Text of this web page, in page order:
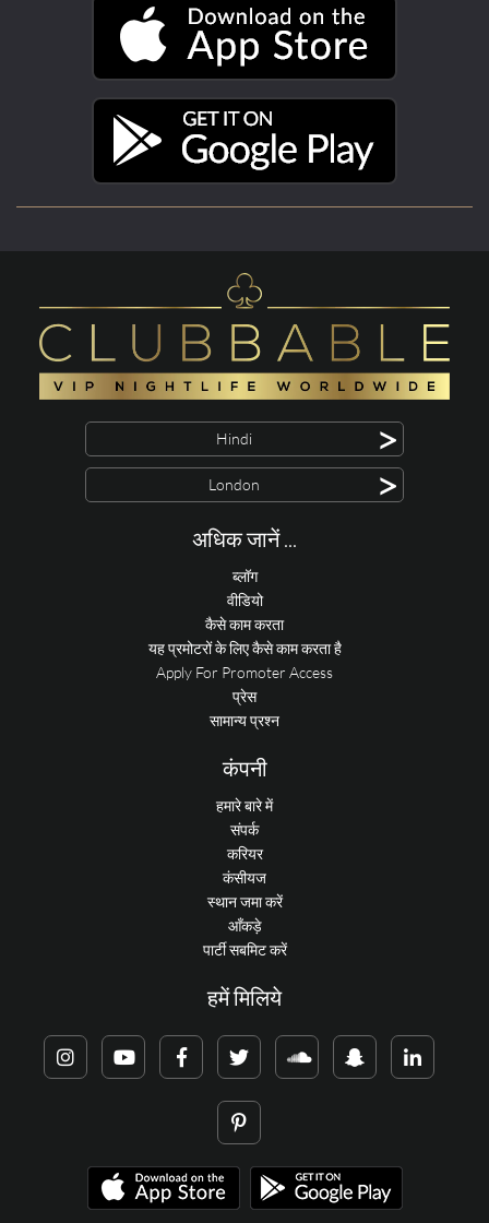
Hindi >
London >
अधिक जानें ...
ब्लॉग
वीडियो
कैसे काम करता
यह प्रमोटरों के लिए कैसे काम करता है
Apply For Promoter Access
प्रेस
सामान्य प्रश्न
कंपनी
हमारे बारे में
संपर्क
करियर
कंसीयज
स्थान जमा करें
आँकड़े
पार्टी सबमिट करें
हमें मिलिये